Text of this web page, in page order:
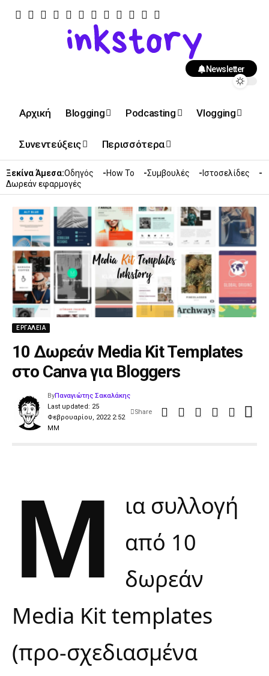
Newsletter
Αρχική Blogging Podcasting Vlogging
Συνεντεύξεις Περισσότερα
Ξεκίνα Άμεσα:Οδηγός How To Συμβουλές
Ιστοσελίδες
Δωρεάν εφαρμογές
ΕΡΓΑΛΕΊΑ
10 Δωρεάν Media Kit Templates
στο Canva για Bloggers
Last updated: 25
Φεβρουαρίου, 2022 2:52
ΜΜ
ByΠαναγιώτης Σακαλάκης
Share
Μ
ια συλλογή
από 10
δωρεάν
Media Kit templates
(προ-σχεδιασμένα